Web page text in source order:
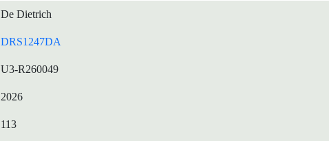
De Dietrich
DRS1247DA
U3-R260049
2026
113